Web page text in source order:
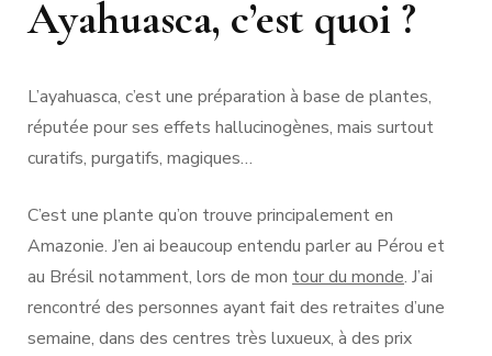
Ayahuasca, c’est quoi ?
L’ayahuasca, c’est une préparation à base de plantes,
réputée pour ses effets hallucinogènes, mais surtout
curatifs, purgatifs, magiques…
C’est une plante qu’on trouve principalement en
Amazonie. J’en ai beaucoup entendu parler au Pérou et
au Brésil notamment, lors de mon tour du monde. J’ai
rencontré des personnes ayant fait des retraites d’une
semaine, dans des centres très luxueux, à des prix